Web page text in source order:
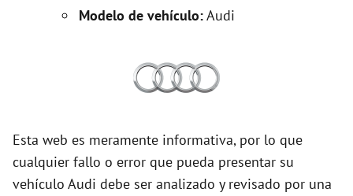
Modelo de vehículo:Audi
Esta web es meramente informativa, por lo que
cualquier fallo o error que pueda presentar su
vehículo Audi debe ser analizado y revisado por una